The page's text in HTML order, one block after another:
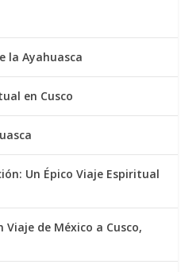
la Ayahuasca
en Cusco
Un Épico Viaje Espiritual
Viaje de México a Cusco,